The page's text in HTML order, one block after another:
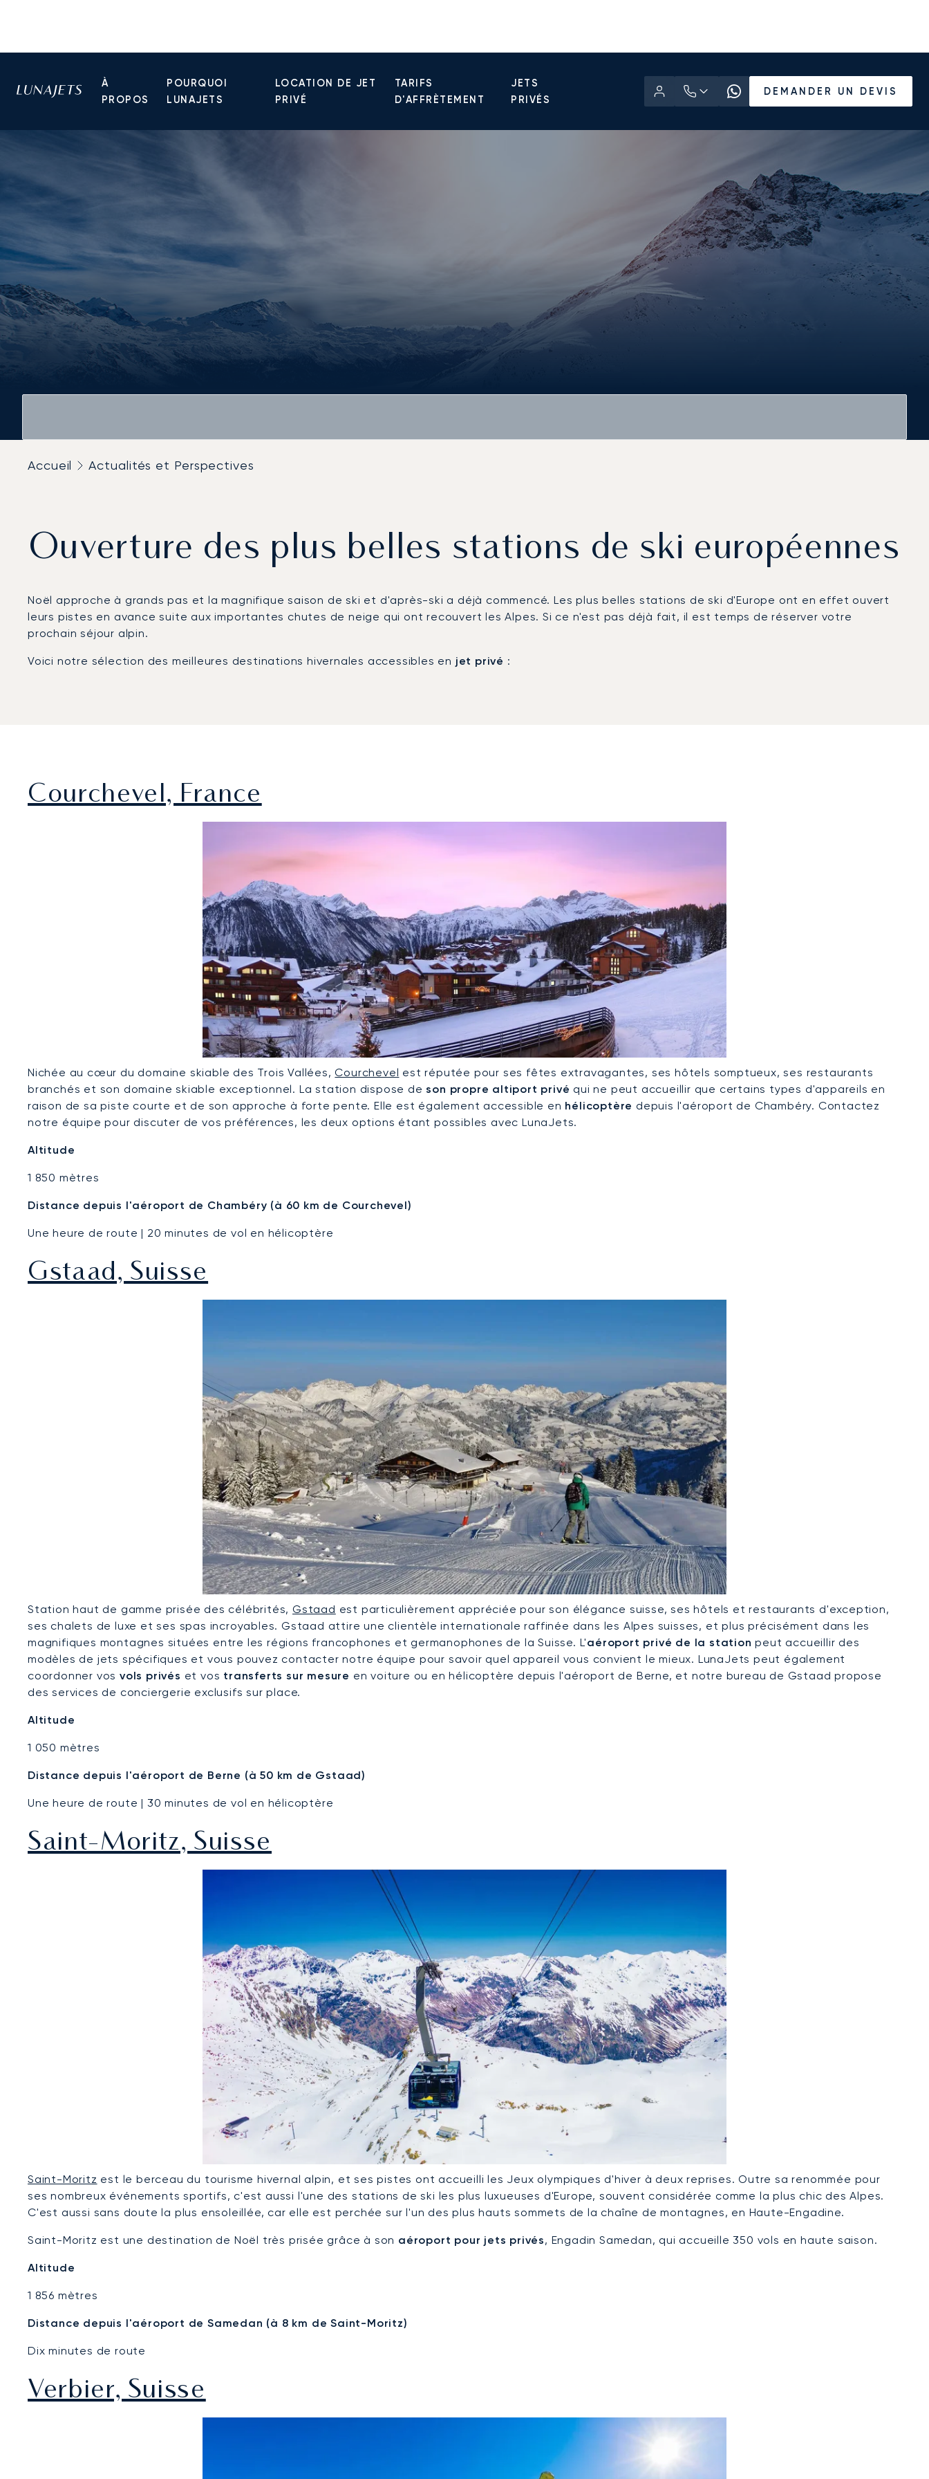
À
PROPOS
POURQUOI
LUNAJETS
LOCATION DE JET
PRIVÉ
TARIFS
D'AFFRÈTEMENT
JETS
PRIVÉS
DEMANDER UN DEVIS
Accueil Actualités et Perspectives
Ouverture des plus belles stations de ski européennes
Noël approche à grands pas et la magnifique saison de ski et d'après-ski a déjà commencé. Les plus belles stations de ski d'Europe ont en effet ouvert
leurs pistes en avance suite aux importantes chutes de neige qui ont recouvert les Alpes. Si ce n'est pas déjà fait, il est temps de réserver votre
prochain séjour alpin.
Voici notre sélection des meilleures destinations hivernales accessibles en jet privé :
Courchevel, France
Nichée au cœur du domaine skiable des Trois Vallées,Courchevel est réputée pour ses fêtes extravagantes, ses hôtels somptueux, ses restaurants
branchés et son domaine skiable exceptionnel. La station dispose deson propre altiport privé qui ne peut accueillir que certains types d'appareils en
raison de sa piste courte et de son approche à forte pente. Elle est également accessible en hélicoptère depuis l'aéroport de Chambéry. Contactez
notre équipe pour discuter de vos préférences, les deux options étant possibles avec LunaJets.
Altitude
1 850 mètres
Distance depuis l'aéroport de Chambéry (à 60 km de Courchevel)
Une heure de route | 20 minutes de vol en hélicoptère
Gstaad, Suisse
Station haut de gamme prisée des célébrités, Gstaad est particulièrement appréciée pour son élégance suisse, ses hôtels et restaurants d'exception,
ses chalets de luxe et ses spas incroyables. Gstaad attire une clientèle internationale raffinée dans les Alpes suisses, et plus précisément dans les
magnifiques montagnes situées entre les régions francophones et germanophones de la Suisse. L'aéroport privé de la station peut accueillir des
modèles de jets spécifiques et vous pouvez contacter notre équipe pour savoir quel appareil vous convient le mieux. LunaJets peut également
coordonner vosvols privés et vos transferts sur mesure en voiture ou en hélicoptère depuis l'aéroport de Berne, et notre bureau de Gstaad propose
des services de conciergerie exclusifs sur place.
Altitude
1 050 mètres
Distance depuis l'aéroport de Berne (à 50 km de Gstaad)
Une heure de route | 30 minutes de vol en hélicoptère
Saint-Moritz, Suisse
Saint-Moritz est le berceau du tourisme hivernal alpin, et ses pistes ont accueilli les Jeux olympiques d'hiver à deux reprises. Outre sa renommée pour
ses nombreux événements sportifs, c'est aussi l'une des stations de ski les plus luxueuses d'Europe, souvent considérée comme la plus chic des Alpes.
C'est aussi sans doute la plus ensoleillée, car elle est perchée sur l'un des plus hauts sommets de la chaîne de montagnes, en Haute-Engadine.
Saint-Moritz est une destination de Noël très prisée grâce à son aéroport pour jets privés, Engadin Samedan, qui accueille 350 vols en haute saison.
Altitude
1 856 mètres
Distance depuis l'aéroport de Samedan (à 8 km de Saint-Moritz)
Dix minutes de route
Verbier, Suisse